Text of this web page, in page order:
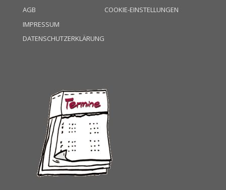
AGB
IMPRESSUM
DATENSCHUTZERKLÄRUNG
COOKIE-EINSTELLUNGEN